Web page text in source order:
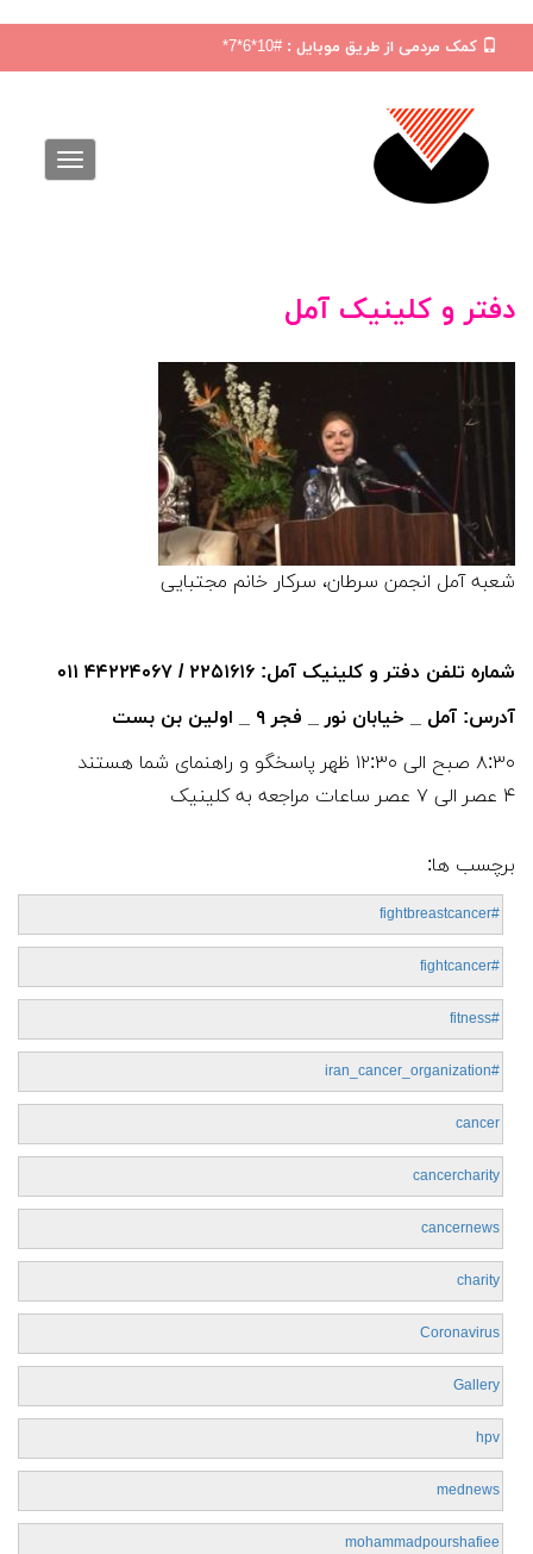
کمک مردمی از طریق موبایل : #10*6*7*
دفتر و کلینیک آمل
شعبه آمل انجمن سرطان، سرکار خانم مجتبایی
شماره تلفن دفتر و کلینیک آمل: ۲۲۵۱۶۱۶ / ۴۴۲۲۴۰۶۷ ۰۱۱
آدرس: آمل _ خیابان نور _ فجر ۹ _ اولین بن بست
۸:۳۰ صبح الی ۱۲:۳۰ ظهر پاسخگو و راهنمای شما هستند
۴ عصر الی ۷ عصر ساعات مراجعه به کلینیک
برچسب ها:
#fightbreastcancer
#fightcancer
#fitness
#iran_cancer_organization
cancer
cancercharity
cancernews
charity
Coronavirus
Gallery
hpv
mednews
mohammadpourshafiee